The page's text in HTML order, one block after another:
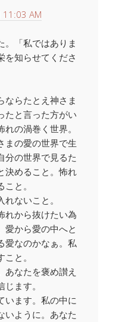
AM
。「私ではありま
を知らせてくださ
ならたとえ神さま
たと言った方がい
の渦巻く世界。
まの愛の世界で生
分の世界で見るた
決めること。怖れ
と。
ないこと。
れから抜けたい為
愛から愛の中へと
愛なのかなぁ。私
と。
あなたを褒め讃え
ます。
います。私の中に
いように。あなた